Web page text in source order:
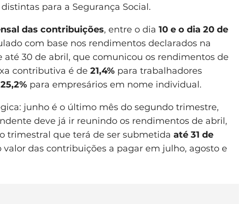
para a Segurança Social.
das contribuições, entre o dia 10 e o dia 20 de
com base nos rendimentos declarados na
até 30 de abril, que comunicou os rendimentos de
contributiva é de 21,4% para trabalhadores
25,2% para empresários em nome individual.
junho é o último mês do segundo trimestre,
deve já ir reunindo os rendimentos de abril,
trimestral que terá de ser submetida até 31 de
valor das contribuições a pagar em julho, agosto e